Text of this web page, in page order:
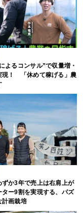
よるコンサル”で収量増・
現！ 「休めて稼げる」農
ずか3年で売上は右肩上が
ター9割を実現する、パズ
計画栽培